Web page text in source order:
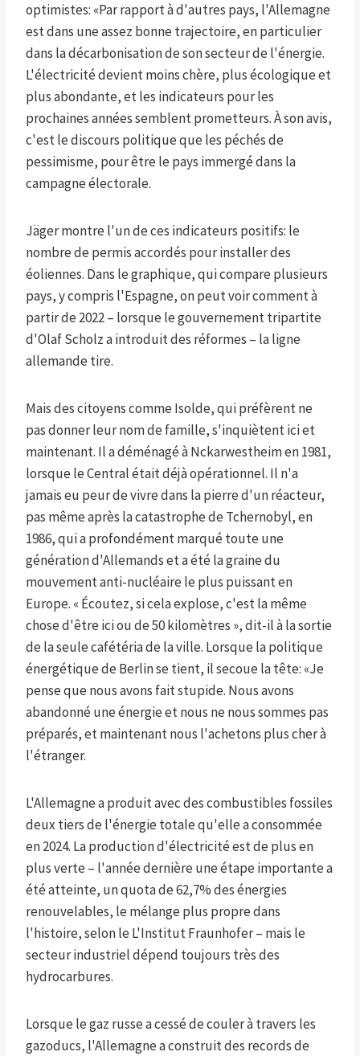
optimistes: «Par rapport à d'autres pays, l'Allemagne
est dans une assez bonne trajectoire, en particulier
dans la décarbonisation de son secteur de l'énergie.
L'électricité devient moins chère, plus écologique et
plus abondante, et les indicateurs pour les
prochaines années semblent prometteurs. À son avis,
c'est le discours politique que les péchés de
pessimisme, pour être le pays immergé dans la
campagne électorale.
Jäger montre l'un de ces indicateurs positifs: le
nombre de permis accordés pour installer des
éoliennes. Dans le graphique, qui compare plusieurs
pays, y compris l'Espagne, on peut voir comment à
partir de 2022 – lorsque le gouvernement tripartite
d'Olaf Scholz a introduit des réformes – la ligne
allemande tire.
Mais des citoyens comme Isolde, qui préfèrent ne
pas donner leur nom de famille, s'inquiètent ici et
maintenant. Il a déménagé à Nckarwestheim en 1981,
lorsque le Central était déjà opérationnel. Il n'a
jamais eu peur de vivre dans la pierre d'un réacteur,
pas même après la catastrophe de Tchernobyl, en
1986, qui a profondément marqué toute une
génération d'Allemands et a été la graine du
mouvement anti-nucléaire le plus puissant en
Europe. « Écoutez, si cela explose, c'est la même
chose d'être ici ou de 50 kilomètres », dit-il à la sortie
de la seule cafétéria de la ville. Lorsque la politique
énergétique de Berlin se tient, il secoue la tête: «Je
pense que nous avons fait stupide. Nous avons
abandonné une énergie et nous ne nous sommes pas
préparés, et maintenant nous l'achetons plus cher à
l'étranger.
L'Allemagne a produit avec des combustibles fossiles
deux tiers de l'énergie totale qu'elle a consommée
en 2024. La production d'électricité est de plus en
plus verte – l'année dernière une étape importante a
été atteinte, un quota de 62,7% des énergies
renouvelables, le mélange plus propre dans
l'histoire, selon le L'Institut Fraunhofer – mais le
secteur industriel dépend toujours très des
hydrocarbures.
Lorsque le gaz russe a cessé de couler à travers les
gazoducs, l'Allemagne a construit des records de